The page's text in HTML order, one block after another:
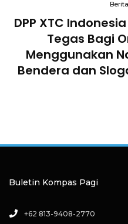
Berita
DPP XTC
Tegas Bagi
Menggunakan
Bendera dan
Buletin Kompas Pagi
+62 813-9408-2770